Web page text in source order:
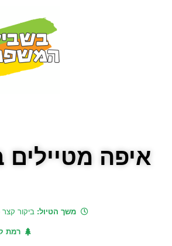
איפה
משך הטיול: ביקור קצר (1-3
רמת